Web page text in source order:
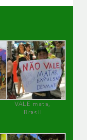
VALE mata,
Brasil